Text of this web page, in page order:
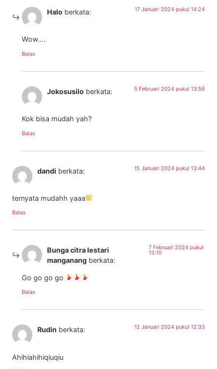
Halo berkata: 17 Januari 2024 pukul 14:24
Wow….
Balas
Jokosusilo berkata: 5 Februari 2024 pukul 13:56
Kok bisa mudah yah?
Balas
dandi berkata: 15 Januari 2024 pukul 13:44
ternyata mudahh yaaa
Balas
Bunga citra lestari
manganang berkata:
7 Februari 2024 pukul
13:10
Go go go go
Balas
Rudin berkata: 12 Januari 2024 pukul 12:33
Ahihiahihiqiuqiu